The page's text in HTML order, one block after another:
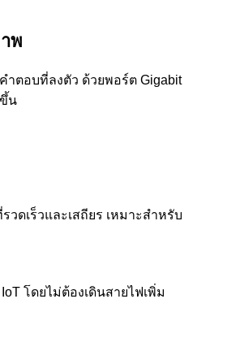
พ
ำตอบที่ลงตัว ด้วยพอร์ต Gigabit
น
ดเร็วและเสถียร เหมาะสำหรับ
โดยไม่ต้องเดินสายไฟเพิ่ม